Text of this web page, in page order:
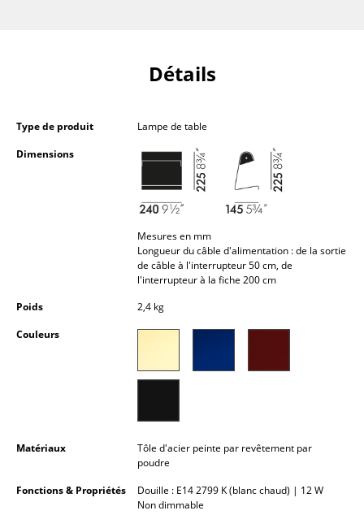
Caissons roulants et Meubles d’appoint
Pièces détachées
... voir tous les rangements
Suspensions & Plafonniers
Lampes de table
Lampes de bureau
Lampes de sol
Appliques murales
Luminaires d’extérieur
Détails
Type de produit
Lampe de table
Dimensions
Mesures en mm
Longueur du câble d'alimentation : de la sortie
de câble à l'interrupteur 50 cm, de
l'interrupteur à la fiche 200 cm
Poids
2,4 kg
Couleurs
Matériaux
Tôle d'acier peinte par revêtement par
poudre
Fonctions & Propriétés
Douille : E14 2799 K (blanc chaud) | 12 W
Non dimmable